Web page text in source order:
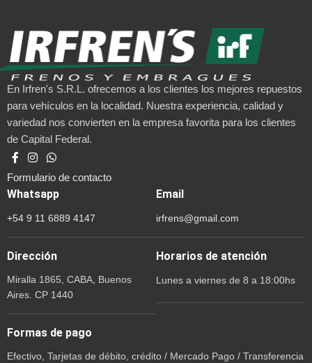
En Irfren's S.R.L. ofrecemos a los clientes los mejores repuestos
para vehículos en la localidad. Nuestra experiencia, calidad y
variedad nos convierten en la empresa favorita para los clientes
de Capital Federal.
Formulario de contacto
Whatsapp
+54 9 11 6889 4147
Email
irfrens@gmail.com
Dirección
Miralla 1865, CABA, Buenos
Aires. CP 1440
Horarios de atención
Lunes a viernes de 8 a 18:00hs
Formas de pago
Efectivo, Tarjetas de débito, crédito / Mercado Pago / Transferencia